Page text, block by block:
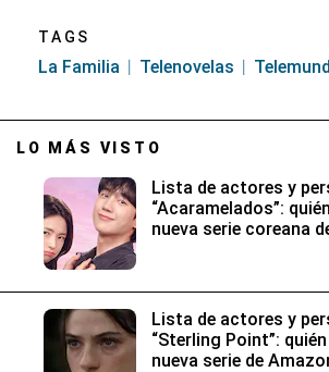
TAGS
La Familia Telenovelas
LO MÁS VISTO
Lista de actores y
“Acaramelados”:
nueva serie coreana
Lista de actores y
“Sterling Point”:
nueva serie de